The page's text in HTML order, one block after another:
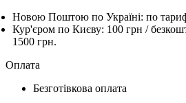
Новою Поштою по Україні: по
Кур'єром по Києву: 100 грн /
1500 грн.
Оплата
Безготівкова оплата